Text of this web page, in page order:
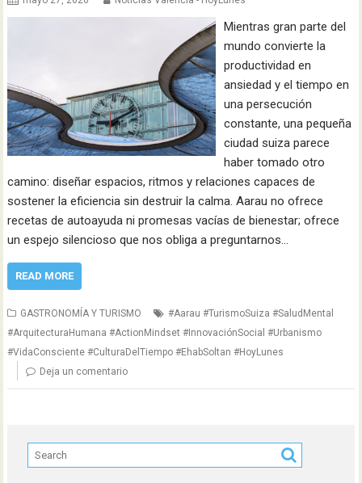
Mientras gran parte del
mundo convierte la
productividad en
ansiedad y el tiempo en
una persecución
constante, una pequeña
ciudad suiza parece
haber tomado otro
camino: diseñar espacios, ritmos y relaciones capaces de
sostener la eficiencia sin destruir la calma. Aarau no ofrece
recetas de autoayuda ni promesas vacías de bienestar; ofrece
un espejo silencioso que nos obliga a preguntarnos…
READ MORE
GASTRONOMÍA Y TURISMO
#Aarau #TurismoSuiza #SaludMental
#ArquitecturaHumana #ActionMindset #InnovaciónSocial #Urbanismo
#VidaConsciente #CulturaDelTiempo #EhabSoltan #HoyLunes
Deja un comentario